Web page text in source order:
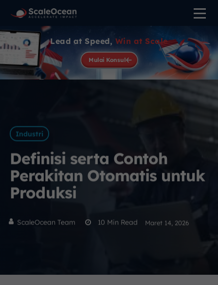
Lead at Speed, Win at Scale
Mulai Konsul
Industri
Definisi serta Contoh
Perakitan Otomatis untuk
Produksi
ScaleOcean Team 10 Min Read Maret 14, 2026